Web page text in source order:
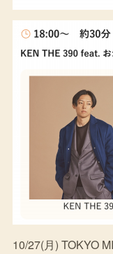
10/27(月) TOKYO